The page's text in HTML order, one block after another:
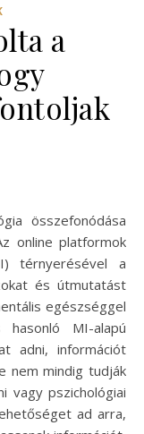
a
online platformok
térnyerésével a
és útmutatást
egészséggel
MI-alapú
adni, információt
nem mindig tudják
vagy pszichológiai
ad arra,